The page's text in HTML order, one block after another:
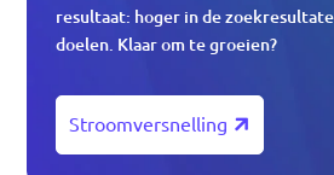
resultaat: hoger in de
doelen. Klaar om te groeien?
Stroomversnelling